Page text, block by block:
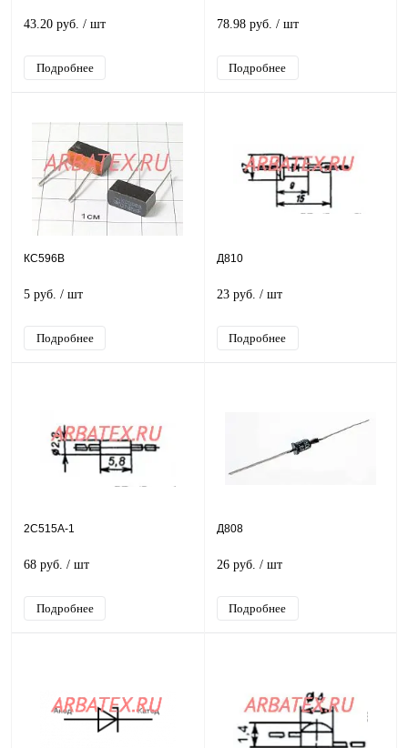
43.20 руб. / шт
Подробнее
78.98 руб. / шт
Подробнее
КС596В
5 руб. / шт
Подробнее
Д810
23 руб. / шт
Подробнее
2С515А-1
68 руб. / шт
Подробнее
Д808
26 руб. / шт
Подробнее